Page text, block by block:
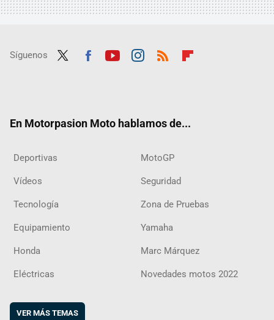
Síguenos
En Motorpasion Moto hablamos de...
Deportivas MotoGP
Vídeos Seguridad
Tecnología Zona de Pruebas
Equipamiento Yamaha
Honda Marc Márquez
Eléctricas Novedades motos 2022
VER MÁS TEMAS